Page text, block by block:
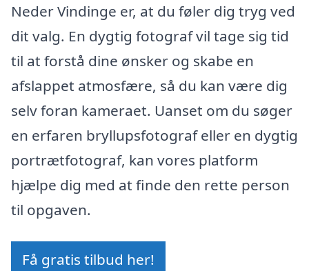
Neder Vindinge er, at du føler dig tryg ved
dit valg. En dygtig fotograf vil tage sig tid
til at forstå dine ønsker og skabe en
afslappet atmosfære, så du kan være dig
selv foran kameraet. Uanset om du søger
en erfaren bryllupsfotograf eller en dygtig
portrætfotograf, kan vores platform
hjælpe dig med at finde den rette person
til opgaven.
Få gratis tilbud her!